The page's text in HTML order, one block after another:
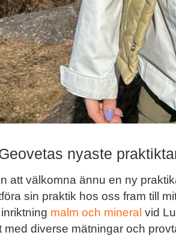
nyaste
att välkomna ännu en ny
sin praktik hos oss fram till
malm och mineral vid
med diverse mätningar och